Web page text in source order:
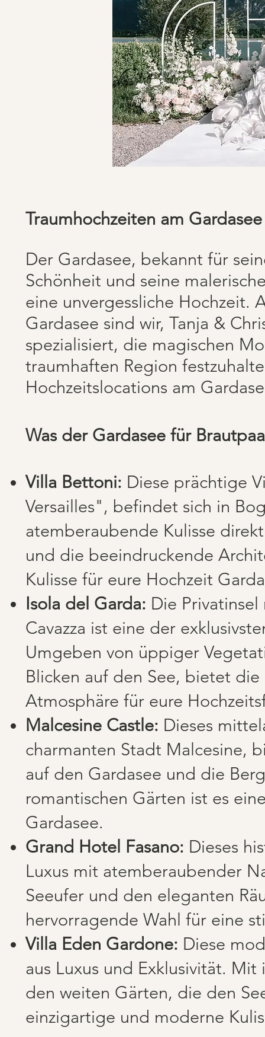
Traumhochzeiten am Gardasee
Der Gardasee, bekannt für
Schönheit und seine
eine unvergessliche Hochzeit.
Gardasee sind wir, Tanja &
spezialisiert, die magischen
traumhaften Region
Hochzeitslocations am
Was der Gardasee für
Villa Bettoni: Diese prächtige
Versailles", befindet sich in
atemberaubende Kulisse
und die beeindruckende
Kulisse für eure Hochzeit
Isola del Garda: Die
Cavazza ist eine der
Umgeben von üppiger
Blicken auf den See, bietet
Atmosphäre für eure
Malcesine Castle: Dieses
charmanten Stadt Malcesine,
auf den Gardasee und die
romantischen Gärten ist es
Gardasee.
Grand Hotel Fasano: Dieses
Luxus mit atemberaubender
Seeufer und den eleganten
hervorragende Wahl für eine
Villa Eden Gardone: Diese
aus Luxus und Exklusivität.
den weiten Gärten, die den
einzigartige und moderne